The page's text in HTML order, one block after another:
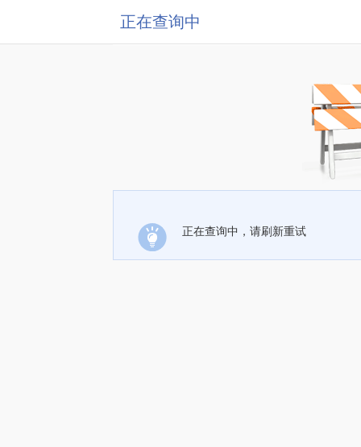
正在查询中
正在查询中，请刷新重试